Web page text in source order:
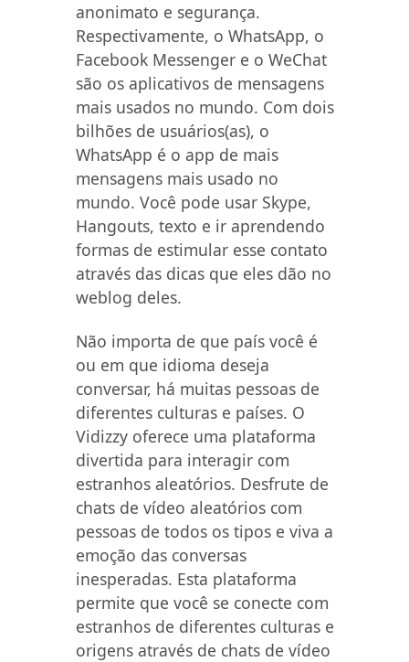
anonimato e segurança.
Respectivamente, o WhatsApp, o
Facebook Messenger e o WeChat
são os aplicativos de mensagens
mais usados no mundo. Com dois
bilhões de usuários(as), o
WhatsApp é o app de mais
mensagens mais usado no
mundo. Você pode usar Skype,
Hangouts, texto e ir aprendendo
formas de estimular esse contato
através das dicas que eles dão no
weblog deles.
Não importa de que país você é
ou em que idioma deseja
conversar, há muitas pessoas de
diferentes culturas e países. O
Vidizzy oferece uma plataforma
divertida para interagir com
estranhos aleatórios. Desfrute de
chats de vídeo aleatórios com
pessoas de todos os tipos e viva a
emoção das conversas
inesperadas. Esta plataforma
permite que você se conecte com
estranhos de diferentes culturas e
origens através de chats de vídeo